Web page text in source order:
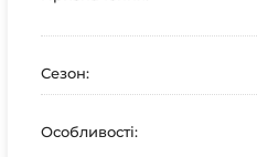
Сезон:
Особливості: